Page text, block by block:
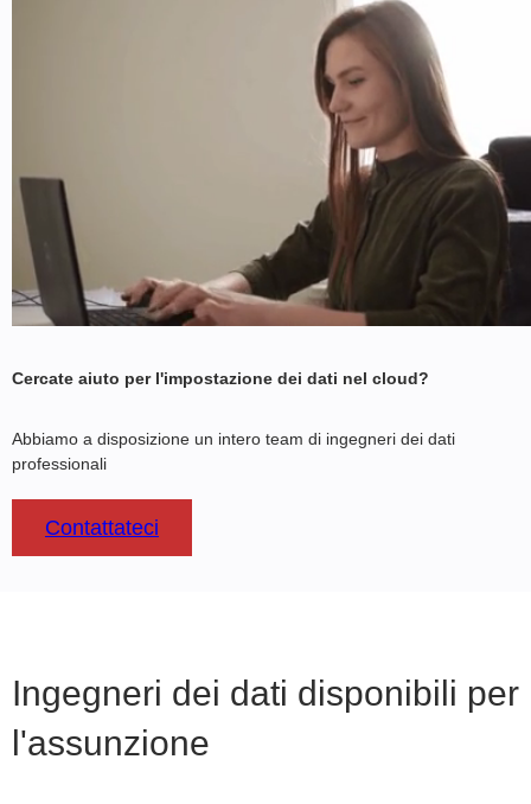
Cercate aiuto per l'impostazione dei dati nel cloud?
Abbiamo a disposizione un intero team di ingegneri dei dati
professionali
Contattateci
Ingegneri dei dati disponibili per
l'assunzione